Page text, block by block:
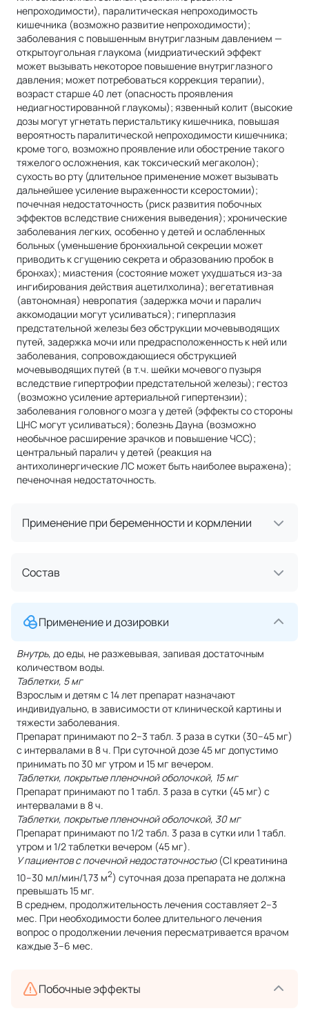
непроходимости), паралитическая непроходимость
кишечника (возможно развитие непроходимости);
заболевания с повышенным внутриглазным давлением —
открытоугольная глаукома (мидриатический эффект
может вызывать некоторое повышение внутриглазного
давления; может потребоваться коррекция терапии),
возраст старше 40 лет (опасность проявления
недиагностированной глаукомы); язвенный колит (высокие
дозы могут угнетать перистальтику кишечника, повышая
вероятность паралитической непроходимости кишечника;
кроме того, возможно проявление или обострение такого
тяжелого осложнения, как токсический мегаколон);
сухость во рту (длительное применение может вызывать
дальнейшее усиление выраженности ксеростомии);
почечная недостаточность (риск развития побочных
эффектов вследствие снижения выведения); хронические
заболевания легких, особенно у детей и ослабленных
больных (уменьшение бронхиальной секреции может
приводить к сгущению секрета и образованию пробок в
бронхах); миастения (состояние может ухудшаться из-за
ингибирования действия ацетилхолина); вегетативная
(автономная) невропатия (задержка мочи и паралич
аккомодации могут усиливаться); гиперплазия
предстательной железы без обструкции мочевыводящих
путей, задержка мочи или предрасположенность к ней или
заболевания, сопровождающиеся обструкцией
мочевыводящих путей (в т.ч. шейки мочевого пузыря
вследствие гипертрофии предстательной железы); гестоз
(возможно усиление артериальной гипертензии);
заболевания головного мозга у детей (эффекты со стороны
ЦНС могут усиливаться); болезнь Дауна (возможно
необычное расширение зрачков и повышение ЧСС);
центральный паралич у детей (реакция на
антихолинергические ЛС может быть наиболее выражена);
печеночная недостаточность.
Применение при беременности и кормлении
Состав
Применение и дозировки
Внутрь, до еды, не разжевывая, запивая достаточным
количеством воды.
Таблетки, 5 мг
Взрослым и детям с 14 лет препарат назначают
индивидуально, в зависимости от клинической картины и
тяжести заболевания.
Препарат принимают по 2–3 табл. 3 раза в сутки (30–45 мг)
с интервалами в 8 ч. При суточной дозе 45 мг допустимо
принимать по 30 мг утром и 15 мг вечером.
Таблетки, покрытые пленочной оболочкой, 15 мг
Препарат принимают по 1 табл. 3 раза в сутки (45 мг) с
интервалами в 8 ч.
Таблетки, покрытые пленочной оболочкой, 30 мг
Препарат принимают по 1/2 табл. 3 раза в сутки или 1 табл.
утром и 1/2 таблетки вечером (45 мг).
У пациентов с почечной недостаточностью(Cl креатинина
10–30 мл/мин/1,73 м2) суточная доза препарата не должна
превышать 15 мг.
В среднем, продолжительность лечения составляет 2–3
мес. При необходимости более длительного лечения
вопрос о продолжении лечения пересматривается врачом
каждые 3–6 мес.
Побочные эффекты